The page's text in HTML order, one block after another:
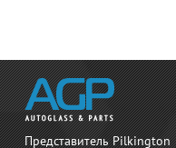
Представитель Pilkington